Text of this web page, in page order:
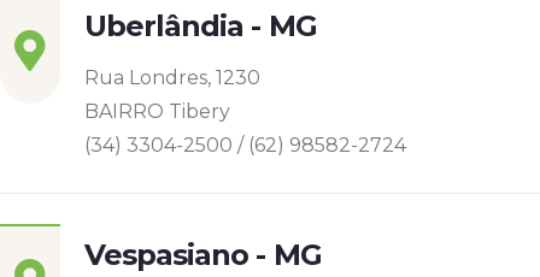
Uberlândia - MG
Rua Londres, 1230
BAIRRO Tibery
(34) 3304-2500 / (62) 98582-2724
Vespasiano - MG